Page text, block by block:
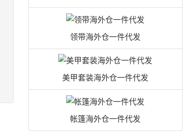
领带海外仓一件代发
美甲套装海外仓一件代发
帐篷海外仓一件代发